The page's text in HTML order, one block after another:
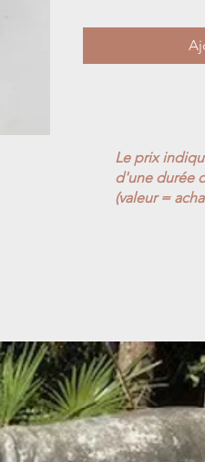
Le prix
d'une durée
(valeur =